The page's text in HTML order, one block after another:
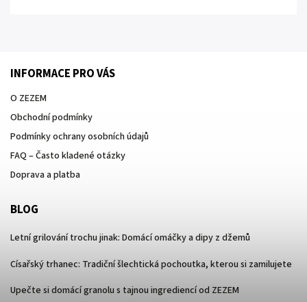
INFORMACE PRO VÁS
O ZEZEM
Obchodní podmínky
Podmínky ochrany osobních údajů
FAQ – Často kladené otázky
Doprava a platba
BLOG
Letní grilování trochu jinak: Domácí omáčky a dipy z džemů
Císařský trhanec: Tradiční šlechtická pochoutka, kterou si zamilujete
Upečte si domácí granolu s tajnou ingrediencí od ZEZEM